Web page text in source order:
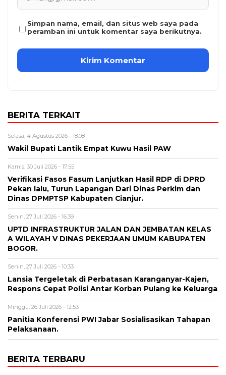
Simpan nama, email, dan situs web saya pada
peramban ini untuk komentar saya berikutnya.
BERITA TERKAIT
Selasa, 4 Agustus 2026 - 18:08
Wakil Bupati Lantik Empat Kuwu Hasil PAW
Kamis, 30 Juli 2026 - 17:55
Verifikasi Fasos Fasum Lanjutkan Hasil RDP di DPRD
Pekan lalu, Turun Lapangan Dari Dinas Perkim dan
Dinas DPMPTSP Kabupaten Cianjur.
Senin, 27 Juli 2026 - 16:39
UPTD INFRASTRUKTUR JALAN DAN JEMBATAN KELAS
A WILAYAH V DINAS PEKERJAAN UMUM KABUPATEN
BOGOR.
Senin, 27 Juli 2026 - 10:33
Lansia Tergeletak di Perbatasan Karanganyar-Kajen,
Respons Cepat Polisi Antar Korban Pulang ke Keluarga
Minggu, 26 Juli 2026 - 12:53
Panitia Konferensi PWI Jabar Sosialisasikan Tahapan
Pelaksanaan.
BERITA TERBARU